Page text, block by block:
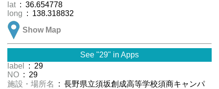
lat : 36.654778
long : 138.318832
Show Map
See "29" in Apps
label
: 29
NO : 29
施設・場所名
: 長野県立須坂創成高等学校須商キャンパ